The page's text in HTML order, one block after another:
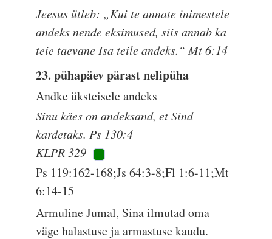
Jeesus ütleb: „Kui te annate inimestele
andeks nende eksimused, siis annab ka
teie taevane Isa teile andeks.“ Mt 6:14
23. pühapäev pärast nelipüha
Andke üksteisele andeks
Sinu käes on andeksand, et Sind
kardetaks. Ps 130:4
KLPR 329
Ps 119:162-168;Js 64:3-8;Fl 1:6-11;Mt
6:14-15
Armuline Jumal, Sina ilmutad oma
väge halastuse ja armastuse kaudu.